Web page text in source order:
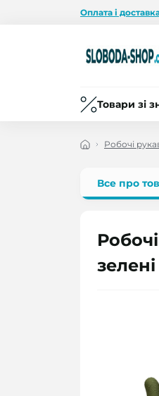
Оплата і
Товари зі
Робочі
Все про